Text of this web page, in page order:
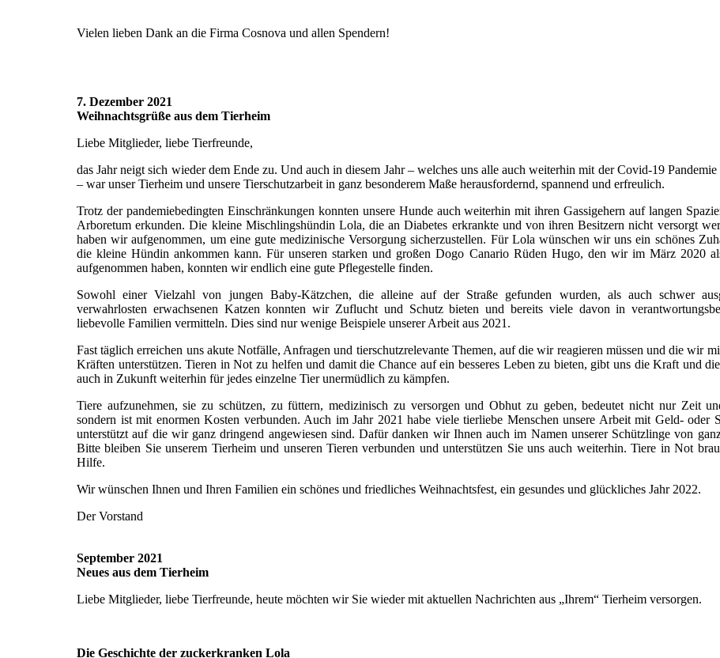
Vielen lieben Dank an die Firma Cosnova und allen Spendern!
7. Dezember 2021
Weihnachtsgrüße aus dem Tierheim
Liebe Mitglieder, liebe Tierfreunde,
das Jahr neigt sich wieder dem Ende zu. Und auch in diesem Jahr – welches uns alle auch weiterhin mit der Covid-19 Pandemie
– war unser Tierheim und unsere Tierschutzarbeit in ganz besonderem Maße herausfordernd, spannend und erfreulich.
Trotz der pandemiebedingten Einschränkungen konnten unsere Hunde auch weiterhin mit ihren Gassigehern auf langen
Arboretum erkunden. Die kleine Mischlingshündin Lola, die an Diabetes erkrankte und von ihren Besitzern nicht versorgt
haben wir aufgenommen, um eine gute medizinische Versorgung sicherzustellen. Für Lola wünschen wir uns ein schönes
die kleine Hündin ankommen kann. Für unseren starken und großen Dogo Canario Rüden Hugo, den wir im März 2020
aufgenommen haben, konnten wir endlich eine gute Pflegestelle finden.
Sowohl einer Vielzahl von jungen Baby-Kätzchen, die alleine auf der Straße gefunden wurden, als auch schwer
verwahrlosten erwachsenen Katzen konnten wir Zuflucht und Schutz bieten und bereits viele davon in
liebevolle Familien vermitteln. Dies sind nur wenige Beispiele unserer Arbeit aus 2021.
Fast täglich erreichen uns akute Notfälle, Anfragen und tierschutzrelevante Themen, auf die wir reagieren müssen und die wir
Kräften unterstützen. Tieren in Not zu helfen und damit die Chance auf ein besseres Leben zu bieten, gibt uns die Kraft und
auch in Zukunft weiterhin für jedes einzelne Tier unermüdlich zu kämpfen.
Tiere aufzunehmen, sie zu schützen, zu füttern, medizinisch zu versorgen und Obhut zu geben, bedeutet nicht nur Zeit
sondern ist mit enormen Kosten verbunden. Auch im Jahr 2021 habe viele tierliebe Menschen unsere Arbeit mit Geld- oder
unterstützt auf die wir ganz dringend angewiesen sind. Dafür danken wir Ihnen auch im Namen unserer Schützlinge von
Bitte bleiben Sie unserem Tierheim und unseren Tieren verbunden und unterstützen Sie uns auch weiterhin. Tiere in Not
Hilfe.
Wir wünschen Ihnen und Ihren Familien ein schönes und friedliches Weihnachtsfest, ein gesundes und glückliches Jahr 2022.
Der Vorstand
September 2021
Neues aus dem Tierheim
Liebe Mitglieder, liebe Tierfreunde, heute möchten wir Sie wieder mit aktuellen Nachrichten aus „Ihrem“ Tierheim versorgen.
Die Geschichte der zuckerkranken Lola